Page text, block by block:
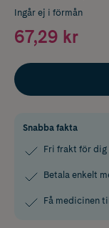
Ingår ej i förmån
67,29 kr
Snabba fakta
Fri frakt för dig
Betala enkelt
Få medicinen